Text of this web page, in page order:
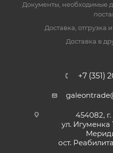
Документы, необходимые
Доставка, отгрузка
Доставка в
+7 (351)
454082,
ул. Игуменка
ост.